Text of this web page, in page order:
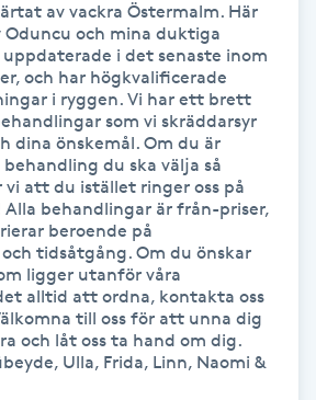
av vackra Östermalm. Här
Oduncu och mina duktiga
uppdaterade i det senaste inom
och har högkvalificerade
i ryggen. Vi har ett brett
som vi skräddarsyr
dina önskemål. Om du är
du ska välja så
vi att du istället ringer oss på
Alla behandlingar är från-priser,
beroende på
tidsåtgång. Om du önskar
ligger utanför våra
alltid att ordna, kontakta oss
till oss för att unna dig
och låt oss ta hand om dig.
Ulla, Frida, Linn, Naomi &